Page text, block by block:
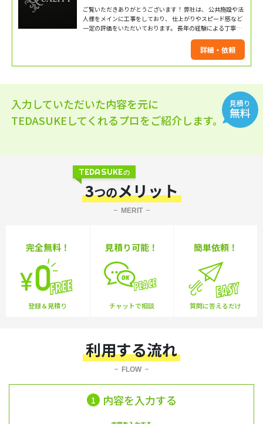
ご覧いただきありがとうございます！ 弊社は、 公共施設や法
人様をメインに工事をしており、 仕上がりやスピード感など
一定の評価をいただいております。 長年の経験による丁寧な
詳細・依頼
入力していただいた内容を元に
TEDASUKEしてくれるプロをご紹介します。
見積り
無料
TEDASUKEの
3つのメリット
MERIT
登録＆見積り
完全無料！
チャットで相談
見積り可能！
質問に答えるだけ
簡単依頼！
利用する流れ
FLOW
1 内容を入力する